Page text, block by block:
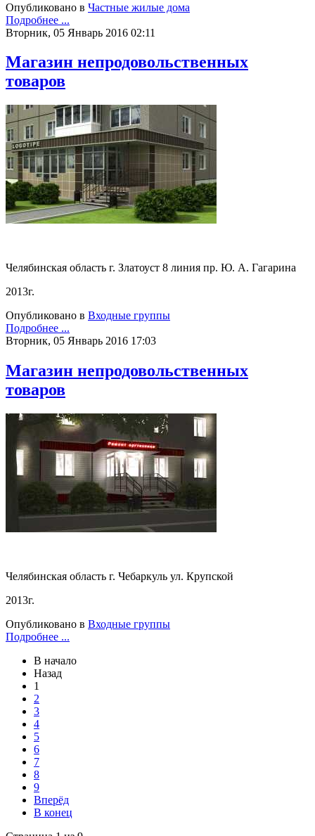
Опубликовано в Частные жилые дома
Подробнее ...
Вторник, 05 Январь 2016 02:11
Магазин непродовольственных
товаров
Челябинская область г. Златоуст 8 линия пр. Ю. А. Гагарина
2013г.
Опубликовано в Входные группы
Подробнее ...
Вторник, 05 Январь 2016 17:03
Магазин непродовольственных
товаров
Челябинская область г. Чебаркуль ул. Крупской
2013г.
Опубликовано в Входные группы
Подробнее ...
В начало
Назад
1
2
3
4
5
6
7
8
9
Вперёд
В конец